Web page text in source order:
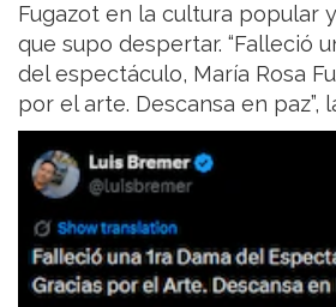
Fugazot en la cultura popular
que supo despertar. “Falleció
del espectáculo, María Rosa
por el arte. Descansa en paz”,